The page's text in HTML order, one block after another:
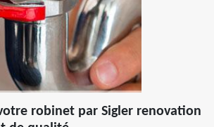
robinet par Sigler renovation